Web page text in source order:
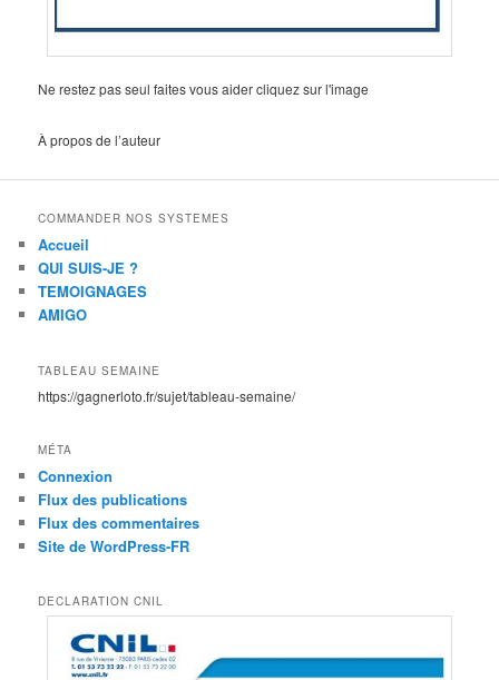
Ne restez pas seul faites vous aider cliquez sur l'image
À propos de l’auteur
COMMANDER NOS SYSTEMES
Accueil
QUI SUIS-JE ?
TEMOIGNAGES
AMIGO
TABLEAU SEMAINE
https://gagnerloto.fr/sujet/tableau-semaine/
MÉTA
Connexion
Flux des publications
Flux des commentaires
Site de WordPress-FR
DECLARATION CNIL